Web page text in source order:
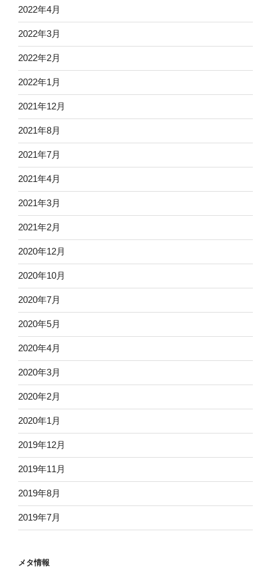
2022年4月
2022年3月
2022年2月
2022年1月
2021年12月
2021年8月
2021年7月
2021年4月
2021年3月
2021年2月
2020年12月
2020年10月
2020年7月
2020年5月
2020年4月
2020年3月
2020年2月
2020年1月
2019年12月
2019年11月
2019年8月
2019年7月
メタ情報